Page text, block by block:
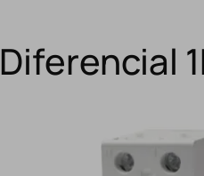
Diferencial